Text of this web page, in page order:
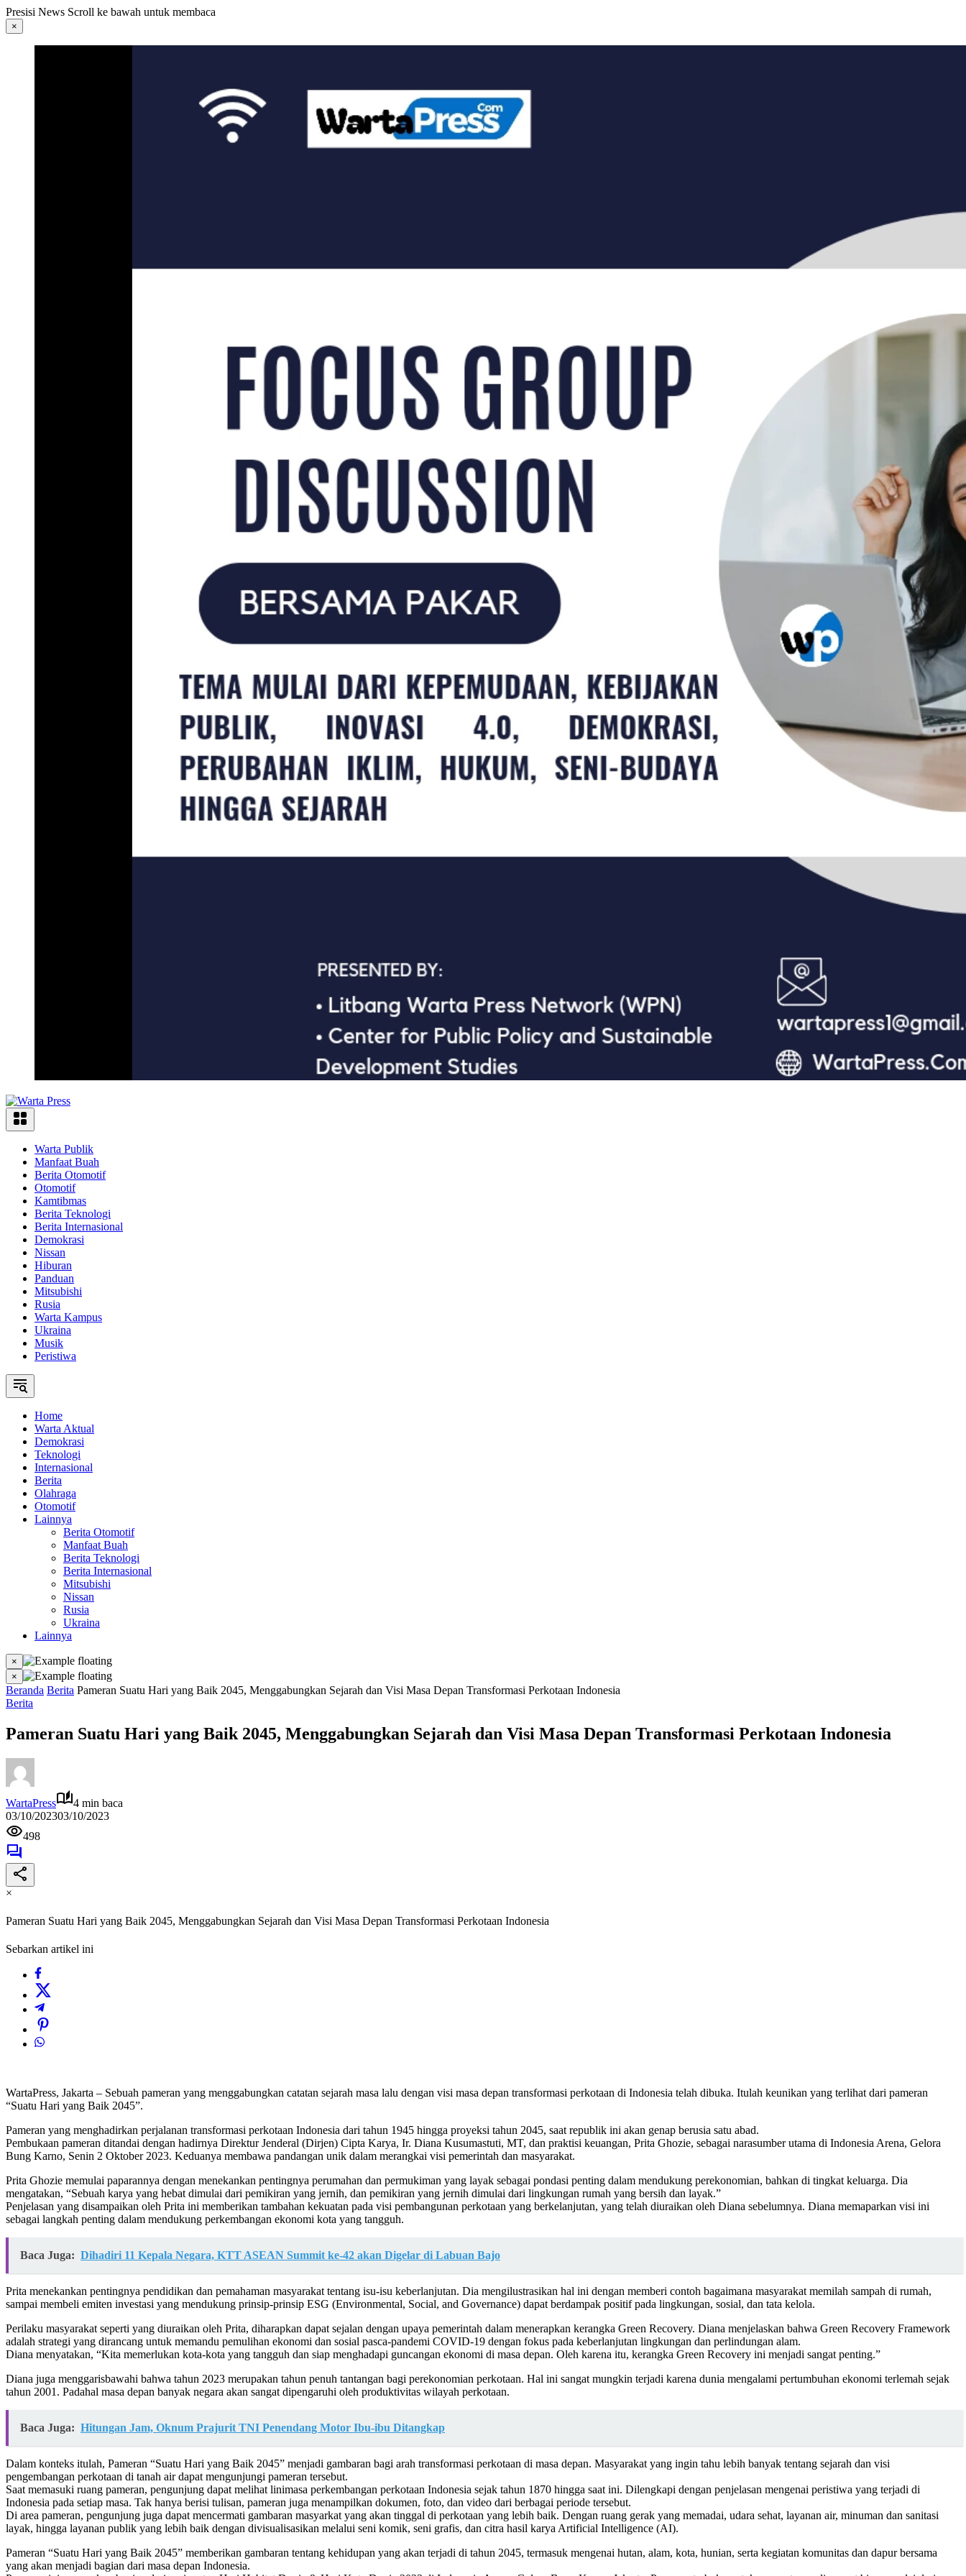
Langsung
ke
konten
Presisi News Scroll ke bawah untuk membaca
×
Warta Publik
Manfaat Buah
Berita Otomotif
Otomotif
Kamtibmas
Berita Teknologi
Berita Internasional
Demokrasi
Nissan
Hiburan
Panduan
Mitsubishi
Rusia
Warta Kampus
Ukraina
Musik
Peristiwa
Home
Warta Aktual
Demokrasi
Teknologi
Internasional
Berita
Olahraga
Otomotif
Lainnya
Berita Otomotif
Manfaat Buah
Berita Teknologi
Berita Internasional
Mitsubishi
Nissan
Rusia
Ukraina
Lainnya
×
×
Beranda Berita Pameran Suatu Hari yang Baik 2045, Menggabungkan Sejarah dan Visi Masa Depan Transformasi Perkotaan Indonesia
Berita
Pameran Suatu Hari yang Baik 2045, Menggabungkan Sejarah dan Visi Masa Depan Transformasi Perkotaan Indonesia
WartaPress
4 min baca
03/10/202303/10/2023
498
×
Pameran Suatu Hari yang Baik 2045, Menggabungkan Sejarah dan Visi Masa Depan Transformasi Perkotaan Indonesia
Sebarkan artikel ini
WartaPress, Jakarta – Sebuah pameran yang menggabungkan catatan sejarah masa lalu dengan visi masa depan transformasi perkotaan di Indonesia telah dibuka. Itulah keunikan yang terlihat dari pameran
“Suatu Hari yang Baik 2045”.
Pameran yang menghadirkan perjalanan transformasi perkotaan Indonesia dari tahun 1945 hingga proyeksi tahun 2045, saat republik ini akan genap berusia satu abad.
Pembukaan pameran ditandai dengan hadirnya Direktur Jenderal (Dirjen) Cipta Karya, Ir. Diana Kusumastuti, MT, dan praktisi keuangan, Prita Ghozie, sebagai narasumber utama di Indonesia Arena, Gelora
Bung Karno, Senin 2 Oktober 2023. Keduanya membawa pandangan unik dalam merangkai visi pemerintah dan masyarakat.
Prita Ghozie memulai paparannya dengan menekankan pentingnya perumahan dan permukiman yang layak sebagai pondasi penting dalam mendukung perekonomian, bahkan di tingkat keluarga. Dia
mengatakan, “Sebuah karya yang hebat dimulai dari pemikiran yang jernih, dan pemikiran yang jernih dimulai dari lingkungan rumah yang bersih dan layak.”
Penjelasan yang disampaikan oleh Prita ini memberikan tambahan kekuatan pada visi pembangunan perkotaan yang berkelanjutan, yang telah diuraikan oleh Diana sebelumnya. Diana memaparkan visi ini
sebagai langkah penting dalam mendukung perkembangan ekonomi kota yang tangguh.
Baca Juga: Dihadiri 11 Kepala Negara, KTT ASEAN Summit ke-42 akan Digelar di Labuan Bajo
Prita menekankan pentingnya pendidikan dan pemahaman masyarakat tentang isu-isu keberlanjutan. Dia mengilustrasikan hal ini dengan memberi contoh bagaimana masyarakat memilah sampah di rumah,
sampai membeli emiten investasi yang mendukung prinsip-prinsip ESG (Environmental, Social, and Governance) dapat berdampak positif pada lingkungan, sosial, dan tata kelola.
Perilaku masyarakat seperti yang diuraikan oleh Prita, diharapkan dapat sejalan dengan upaya pemerintah dalam menerapkan kerangka Green Recovery. Diana menjelaskan bahwa Green Recovery Framework
adalah strategi yang dirancang untuk memandu pemulihan ekonomi dan sosial pasca-pandemi COVID-19 dengan fokus pada keberlanjutan lingkungan dan perlindungan alam.
Diana menyatakan, “Kita memerlukan kota-kota yang tangguh dan siap menghadapi guncangan ekonomi di masa depan. Oleh karena itu, kerangka Green Recovery ini menjadi sangat penting.”
Diana juga menggarisbawahi bahwa tahun 2023 merupakan tahun penuh tantangan bagi perekonomian perkotaan. Hal ini sangat mungkin terjadi karena dunia mengalami pertumbuhan ekonomi terlemah sejak
tahun 2001. Padahal masa depan banyak negara akan sangat dipengaruhi oleh produktivitas wilayah perkotaan.
Baca Juga: Hitungan Jam, Oknum Prajurit TNI Penendang Motor Ibu-ibu Ditangkap
Dalam konteks itulah, Pameran “Suatu Hari yang Baik 2045” menjadi gambaran bagi arah transformasi perkotaan di masa depan. Masyarakat yang ingin tahu lebih banyak tentang sejarah dan visi
pengembangan perkotaan di tanah air dapat mengunjungi pameran tersebut.
Saat memasuki ruang pameran, pengunjung dapat melihat linimasa perkembangan perkotaan Indonesia sejak tahun 1870 hingga saat ini. Dilengkapi dengan penjelasan mengenai peristiwa yang terjadi di
Indonesia pada setiap masa. Tak hanya berisi tulisan, pameran juga menampilkan dokumen, foto, dan video dari berbagai periode tersebut.
Di area pameran, pengunjung juga dapat mencermati gambaran masyarkat yang akan tinggal di perkotaan yang lebih baik. Dengan ruang gerak yang memadai, udara sehat, layanan air, minuman dan sanitasi
layak, hingga layanan publik yang lebih baik dengan divisualisasikan melalui seni komik, seni grafis, dan citra hasil karya Artificial Intelligence (AI).
Pameran “Suatu Hari yang Baik 2045” memberikan gambaran tentang kehidupan yang akan terjadi di tahun 2045, termasuk mengenai hutan, alam, kota, hunian, serta kegiatan komunitas dan dapur bersama
yang akan menjadi bagian dari masa depan Indonesia.